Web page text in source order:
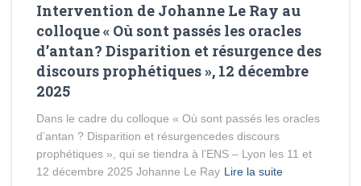
Intervention de Johanne Le Ray au
colloque « Où sont passés les oracles
d’antan? Disparition et résurgence des
discours prophétiques », 12 décembre
2025
Dans le cadre du colloque « Où sont passés les oracles
d’antan ? Disparition et résurgencedes discours
prophétiques », qui se tiendra à l’ENS – Lyon les 11 et
12 décembre 2025 Johanne Le Ray Lire la suite